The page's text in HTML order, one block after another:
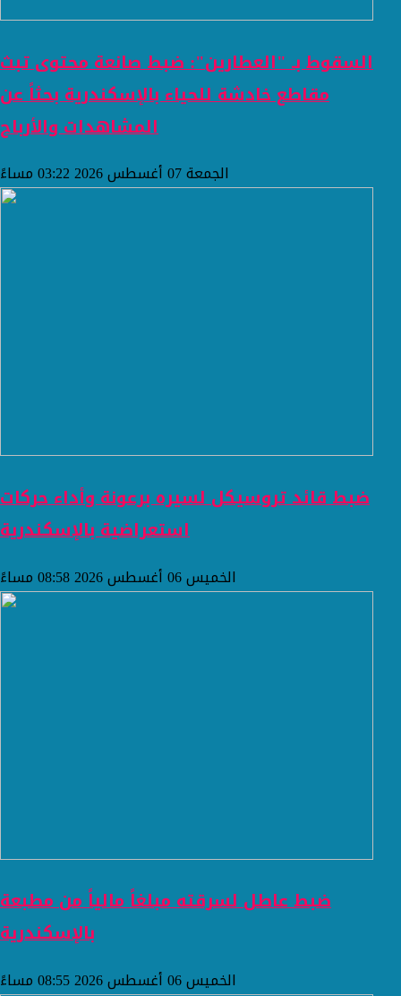
السقوط بـ "العطارين": ضبط صانعة محتوى تبث
مقاطع خادشة للحياء بالإسكندرية بحثاً عن
المشاهدات والأرباح
الجمعة 07 أغسطس 2026 03:22 مساءً
ضبط قائد تروسيكل لسيره برعونة وأداء حركات
استعراضية بالإسكندرية
الخميس 06 أغسطس 2026 08:58 مساءً
ضبط عاطل لسرقته مبلغاً مالياً من مطبعة
بالإسكندرية
الخميس 06 أغسطس 2026 08:55 مساءً